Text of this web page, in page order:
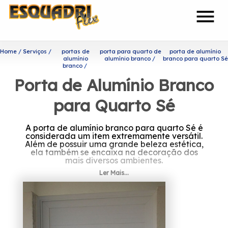
menu
Home Serviços
portas de
alumínio
branco
porta para quarto de
alumínio branco
porta de alumínio
branco para quarto Sé
Porta de Alumínio Branco
para Quarto Sé
A porta de alumínio branco para quarto Sé é
considerada um item extremamente versátil.
Além de possuir uma grande beleza estética,
ela também se encaixa na decoração dos
mais diversos ambientes.
Saiba mais sobre porta de
alumínio branco para quarto
A Esquadriflex preza por trabalhar sempre
Ler Mais...